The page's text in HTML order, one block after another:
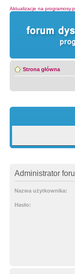
Aktualizacje na
Strona główna
Administrator
Nazwa użytkownika:
Hasło: